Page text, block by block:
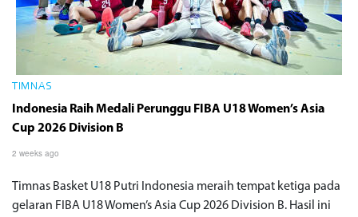
TIMNAS
Indonesia Raih Medali Perunggu FIBA U18 Women’s Asia
Cup 2026 Division B
2 weeks ago
Timnas Basket U18 Putri Indonesia meraih tempat ketiga pada
gelaran FIBA U18 Women’s Asia Cup 2026 Division B. Hasil ini